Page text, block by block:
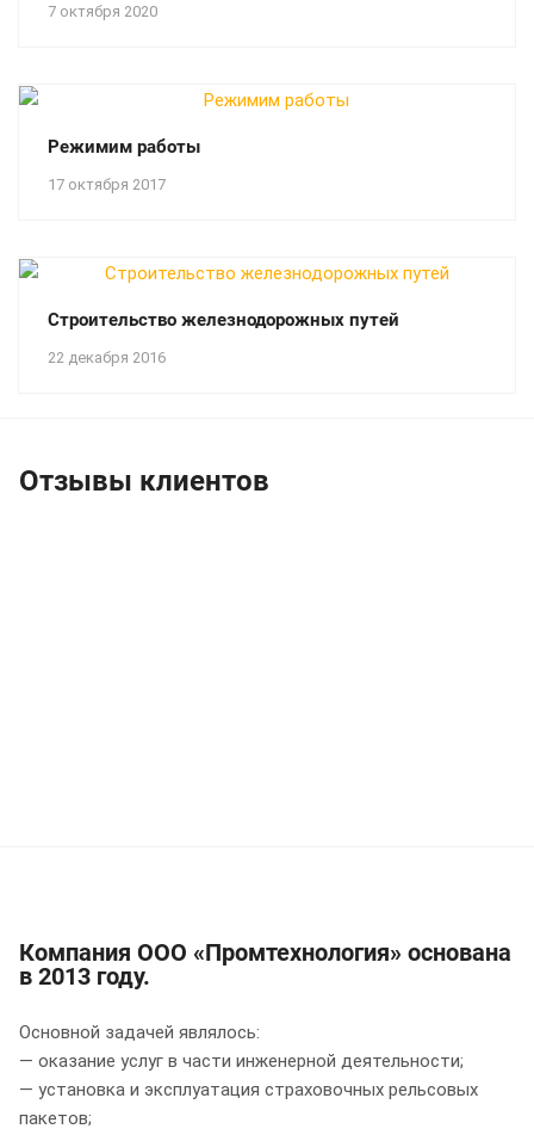
7 октября 2020
17 октября 2017
Режимим работы
22 декабря 2016
Строительство железнодорожных путей
Отзывы клиентов
Компания ООО «Промтехнология» основана
в 2013 году.
Основной задачей являлось:
— оказание услуг в части инженерной деятельности;
— установка и эксплуатация страховочных рельсовых
пакетов;